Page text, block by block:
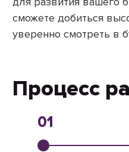
сможете добиться
уверенно смотреть в
Процесс
01